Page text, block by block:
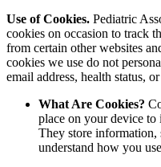
Use of Cookies. Pediatric
cookies on occasion to track
from certain other websites
cookies we use do not
email address, health status,
What Are Cookies?
place on your device
They store information,
understand how you